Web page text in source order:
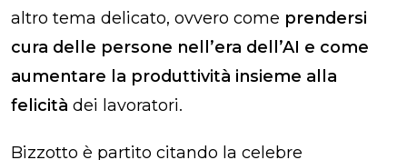
altro tema delicato, ovvero come prendersi
cura delle persone nell’era dell’AI e come
aumentare la produttività insieme alla
felicità dei lavoratori.
Bizzotto è partito citando la celebre